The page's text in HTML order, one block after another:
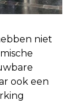
niet
ook een